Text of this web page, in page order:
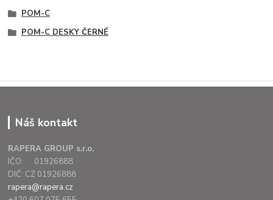
POM-C
POM-C DESKY ČERNÉ
Náš kontakt
RAPERA GROUP s.r.o.
IČO: 01926888
DIČ: CZ 01926888
rapera@rapera.cz